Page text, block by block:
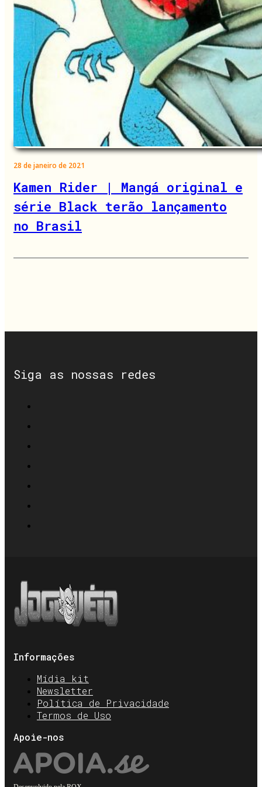
28 de janeiro de 2021
Kamen Rider | Mangá original e
série Black terão lançamento
no Brasil
Siga as nossas redes
Informações
Mídia kit
Newsletter
Política de Privacidade
Termos de Uso
Apoie-nos